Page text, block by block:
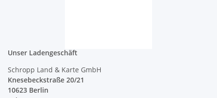
Unser Ladengeschäft
Schropp Land & Karte GmbH
Knesebeckstraße 20/21
10623 Berlin